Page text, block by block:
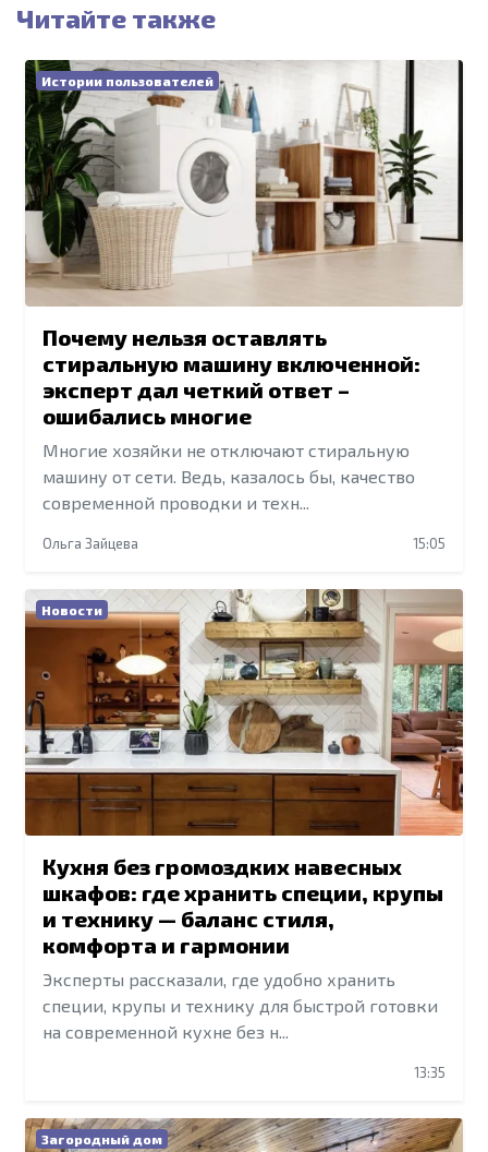
Читайте также
Истории пользователей
Почему нельзя оставлять
стиральную машину включенной:
эксперт дал четкий ответ –
ошибались многие
Многие хозяйки не отключают стиральную
машину от сети. Ведь, казалось бы, качество
современной проводки и техн...
Ольга Зайцева 15:05
Новости
Кухня без громоздких навесных
шкафов: где хранить специи, крупы
и технику — баланс стиля,
комфорта и гармонии
Эксперты рассказали, где удобно хранить
специи, крупы и технику для быстрой готовки
на современной кухне без н...
13:35
Загородный дом